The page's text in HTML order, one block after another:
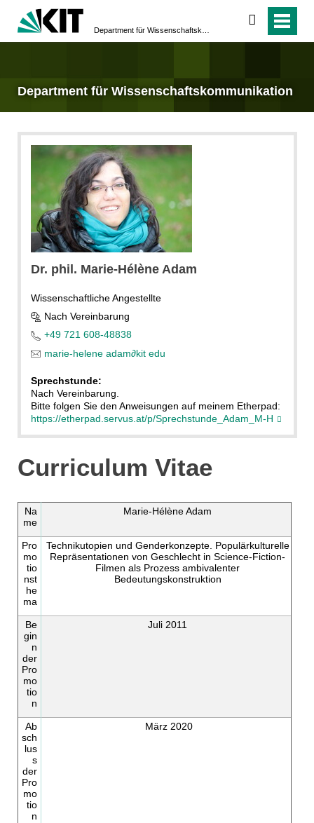
suchen
Department für Wissenschafts­kommunikation
Dr. phil. Marie-Hélène Adam
Wissenschaftliche Angestellte
Nach Vereinbarung
+49 721 608-48838
marie-helene adam∂kit edu
Sprechstunde:
Nach Vereinbarung.
Bitte folgen Sie den Anweisungen auf meinem Etherpad:
https://etherpad.servus.at/p/Sprechstunde_Adam_M-H
Curriculum Vitae
Na
me
Marie-Hélène Adam
Pro
mo
tio
nst
he
ma
Technikutopien und Genderkonzepte. Populärkulturelle
Repräsentationen von Geschlecht in Science-Fiction-
Filmen als Prozess ambivalenter
Bedeutungskonstruktion
Be
gin
n
der
Pro
mo
tio
n
Juli 2011
Ab
sch
lus
s
der
Pro
mo
tio
n
März 2020